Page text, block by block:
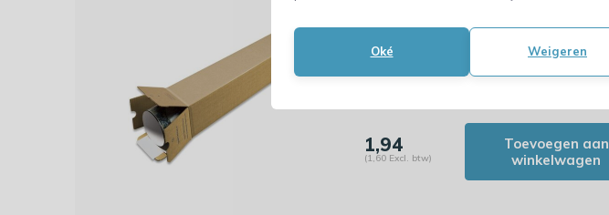
Oké Weigeren
Vierkante verzendkoker 105 x
105 x 610 mm
(0)
1,94
(1,60 Excl. btw)
Toevoegen aan
winkelwagen